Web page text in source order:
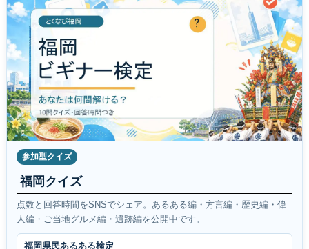
参加型クイズ
福岡クイズ
点数と回答時間をSNSでシェア。あるある編・方言編・歴史編・偉
人編・ご当地グルメ編・遺跡編を公開中です。
福岡県民あるある検定